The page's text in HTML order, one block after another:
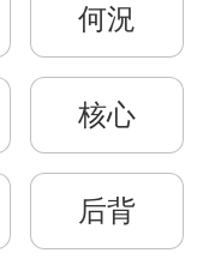
何況
核心
后背